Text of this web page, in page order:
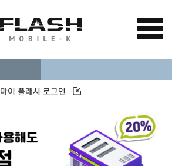
마이 플래시 로그인